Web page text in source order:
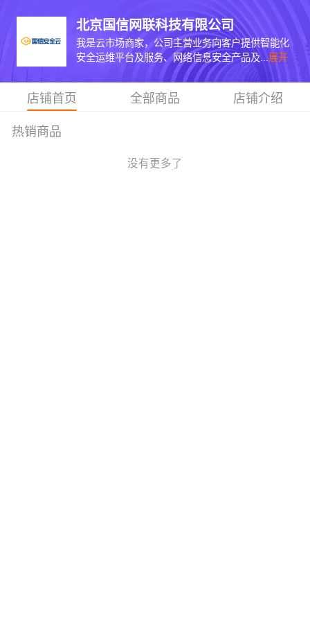
北京国信网联科技有限公司
我是云市场商家，公司主营业务向客户提供智能化
安全运维平台及服务、网络信息安全产品及... 展开
店铺首页 全部商品 店铺介绍
热销商品
没有更多了